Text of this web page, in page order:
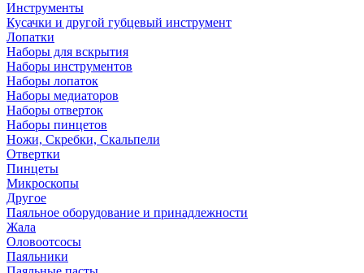
Инструменты
Кусачки и другой губцевый инструмент
Лопатки
Наборы для вскрытия
Наборы инструментов
Наборы лопаток
Наборы медиаторов
Наборы отверток
Наборы пинцетов
Ножи, Скребки, Скальпели
Отвертки
Пинцеты
Микроскопы
Другое
Паяльное оборудование и принадлежности
Жала
Оловоотсосы
Паяльники